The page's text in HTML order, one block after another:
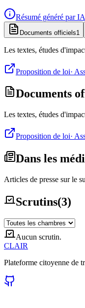
Résumé généré par IA
Documents officiels1
Les textes, études
Proposition de loi·
Documents
Les textes, études
Proposition de loi·
Dans les
Articles de presse sur le
Scrutins(3)
Aucun scrutin.
CLAIR
Plateforme citoyenne de